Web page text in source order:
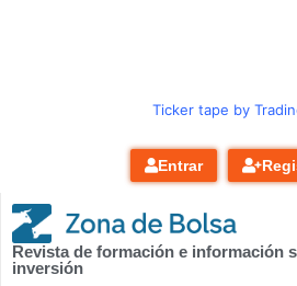
Ticker tape by
Entrar
Revista de formación e información
inversión